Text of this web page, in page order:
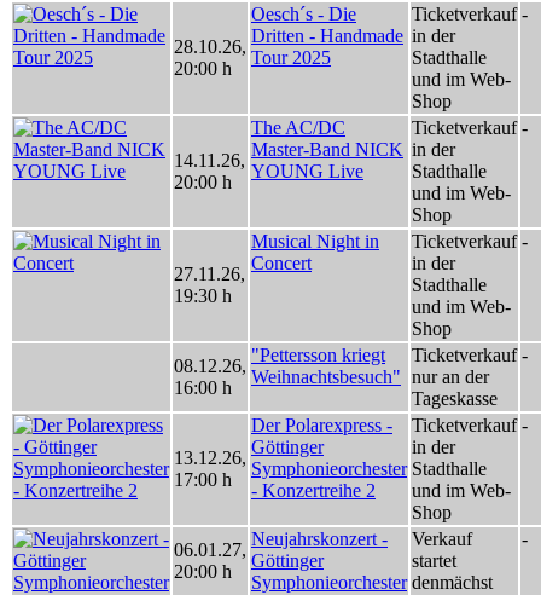
28.10.26,
20:00 h
Oesch´s - Die
Dritten - Handmade
Tour 2025
Ticketverkauf
in der
Stadthalle
und im Web-
Shop
-
14.11.26,
20:00 h
The AC/DC
Master-Band NICK
YOUNG Live
Ticketverkauf
in der
Stadthalle
und im Web-
Shop
-
27.11.26,
19:30 h
Musical Night in
Concert
Ticketverkauf
in der
Stadthalle
und im Web-
Shop
-
08.12.26,
16:00 h
"Pettersson kriegt
Weihnachtsbesuch"
Ticketverkauf
nur an der
Tageskasse
-
13.12.26,
17:00 h
Der Polarexpress -
Göttinger
Symphonieorchester
- Konzertreihe 2
Ticketverkauf
in der
Stadthalle
und im Web-
Shop
-
06.01.27,
20:00 h
Neujahrskonzert -
Göttinger
Symphonieorchester
Verkauf
startet
denmächst
-